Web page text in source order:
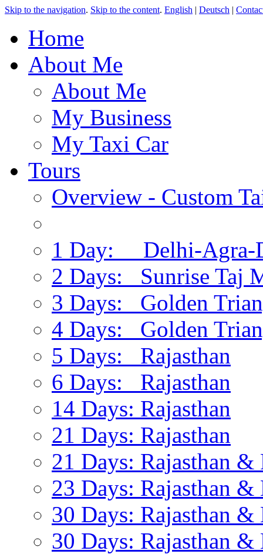
Skip to the navigation. Skip to the content. English | Deutsch |
Home
About Me
About Me
My Business
My Taxi Car
Tours
Overview - Custom
1 Day: Delhi-Agra-
2 Days: Sunrise Taj
3 Days: Golden
4 Days: Golden
5 Days: Rajasthan
6 Days: Rajasthan
14 Days: Rajasthan
21 Days: Rajasthan
21 Days: Rajasthan &
23 Days: Rajasthan
30 Days: Rajasthan
30 Days: Rajasthan